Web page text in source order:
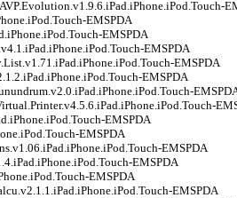
EMSPDA
EMSPDA
EMSPDA
EMSPDA
EMSPDA
EMSPDA
EMSPDA
EMSPDA
EMSPDA
EMSPDA
EMSPDA